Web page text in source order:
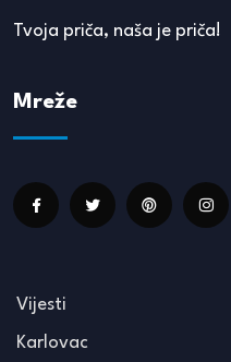
Tvoja priča, naša je priča!
Mreže
Vijesti
Karlovac